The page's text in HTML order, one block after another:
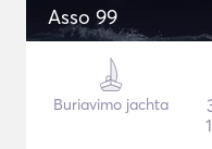
Asso 99
Buriavimo jachta